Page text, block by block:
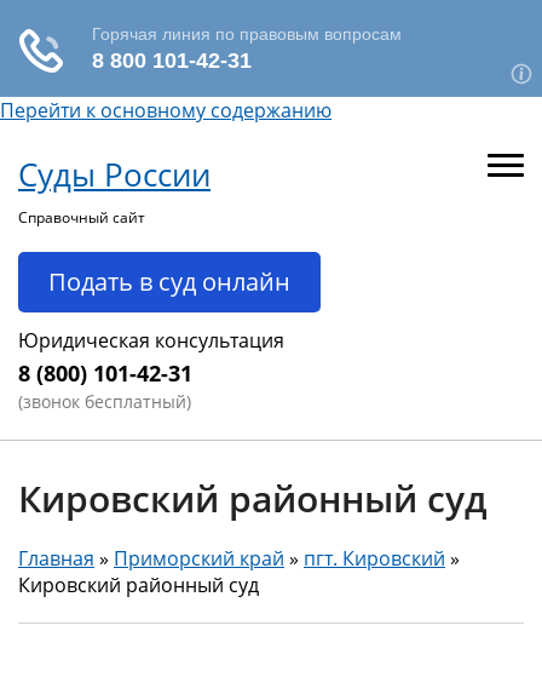
Перейти к основному содержанию
Суды России
Справочный сайт
Подать в суд онлайн
Юридическая консультация
8 (800) 101-42-31
(звонок бесплатный)
Кировский районный суд
Главная » Приморский край » пгт. Кировский »
Кировский районный суд